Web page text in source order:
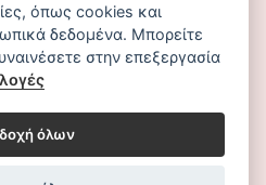
όπως cookies και
δεδομένα. Μπορείτε
στην επεξεργασία
όλων